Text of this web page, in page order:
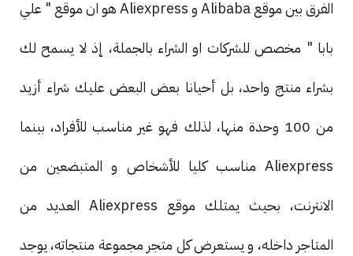
الفرق بين موقع Alibaba و Aliexpress هو ان موقع " علي
بابا " مخصص للشركات او الشراء بالجملة، إذ لا يسمح لك
بشراء منتج واحد، بل أحيانا بعض البعض عليك شراء أزيد
من 100 وحدة منها، لذلك فهو غير مناسب للأفراد، بينما
Aliexpress مناسب كليا للأشخاص و المتبضعين من
الانترنت، بحيث يمتلك موقع Aliexpress العديد من
المتاجر داخله، و يستعرض كل متجر مجموعة منتجاته، يوجد